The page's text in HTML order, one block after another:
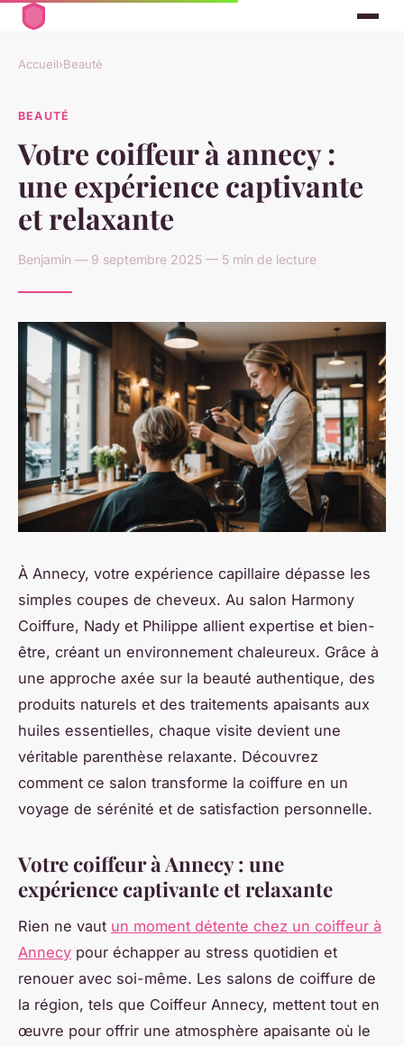
Accueil›Beauté
BEAUTÉ
Votre coiffeur à annecy :
une expérience captivante
et relaxante
Benjamin — 9 septembre 2025 — 5 min de lecture
À Annecy, votre expérience capillaire dépasse les
simples coupes de cheveux. Au salon Harmony
Coiffure, Nady et Philippe allient expertise et bien-
être, créant un environnement chaleureux. Grâce à
une approche axée sur la beauté authentique, des
produits naturels et des traitements apaisants aux
huiles essentielles, chaque visite devient une
véritable parenthèse relaxante. Découvrez
comment ce salon transforme la coiffure en un
voyage de sérénité et de satisfaction personnelle.
Votre coiffeur à Annecy : une
expérience captivante et relaxante
Rien ne vaut un moment détente chez un coiffeur à
Annecy pour échapper au stress quotidien et
renouer avec soi-même. Les salons de coiffure de
la région, tels que Coiffeur Annecy, mettent tout en
œuvre pour offrir une atmosphère apaisante où le